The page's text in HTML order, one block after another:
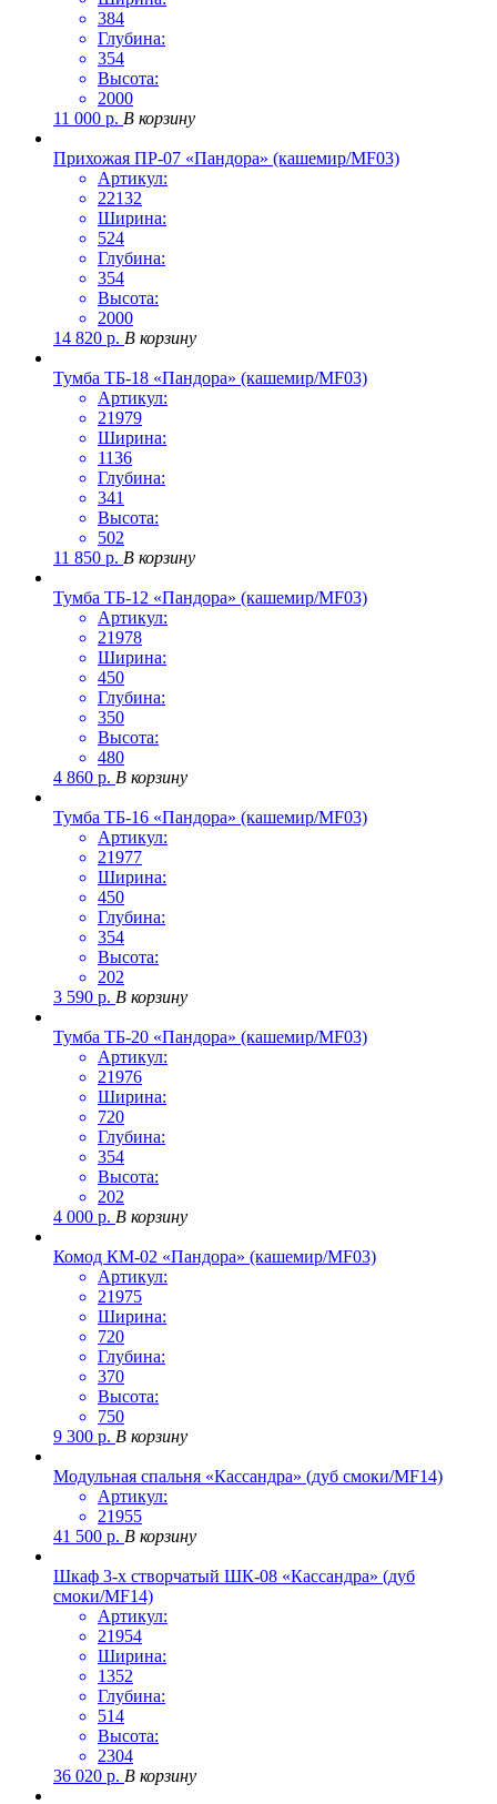
384
Глубина:
354
Высота:
2000
11 000 р. В корзину
Прихожая ПР-07 «Пандора» (кашемир/MF03)
Артикул:
22132
Ширина:
524
Глубина:
354
Высота:
2000
14 820 р. В корзину
Тумба ТБ-18 «Пандора» (кашемир/MF03)
Артикул:
21979
Ширина:
1136
Глубина:
341
Высота:
502
11 850 р. В корзину
Тумба ТБ-12 «Пандора» (кашемир/MF03)
Артикул:
21978
Ширина:
450
Глубина:
350
Высота:
480
4 860 р. В корзину
Тумба ТБ-16 «Пандора» (кашемир/MF03)
Артикул:
21977
Ширина:
450
Глубина:
354
Высота:
202
3 590 р. В корзину
Тумба ТБ-20 «Пандора» (кашемир/MF03)
Артикул:
21976
Ширина:
720
Глубина:
354
Высота:
202
4 000 р. В корзину
Комод КМ-02 «Пандора» (кашемир/MF03)
Артикул:
21975
Ширина:
720
Глубина:
370
Высота:
750
9 300 р. В корзину
Модульная спальня «Кассандра» (дуб смоки/MF14)
Артикул:
21955
41 500 р. В корзину
Шкаф 3-х створчатый ШК-08 «Кассандра» (дуб
смоки/MF14)
Артикул:
21954
Ширина:
1352
Глубина:
514
Высота:
2304
36 020 р. В корзину